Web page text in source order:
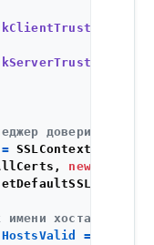
доверия
=
new
хоста,
=